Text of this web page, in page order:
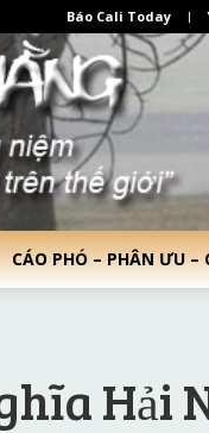
Báo Cali Today
CÁO PHÓ – PHÂN ƯU –
Hải